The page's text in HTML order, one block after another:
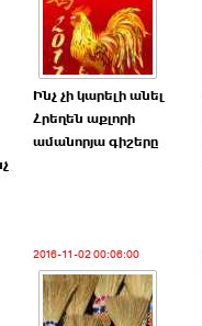
Ինչ չի կարելի անել
Հրեղեն աքլորի
ամանորյա գիշերը
2016-11-02 00:06:00